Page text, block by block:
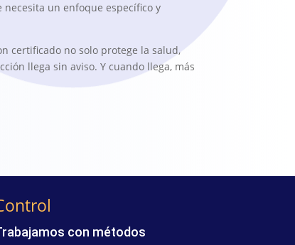
necesita un enfoque específico y
certificado no solo protege la salud,
llega sin aviso. Y cuando llega, más
con métodos